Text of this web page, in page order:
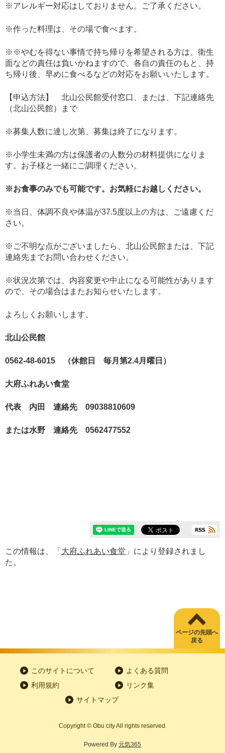
※アレルギー対応はしておりません。ご了承ください。
※作った料理は、その場で食べます。
※※やむを得ない事情で持ち帰りを希望される方は、衛生
面などの責任は負いかねますので、各自の責任のもと、持
ち帰り後、早めに食べるなどの対応をお願いいたします。
【申込方法】 北山公民館受付窓口、または、下記連絡先
（北山公民館）まで
※募集人数に達し次第、募集は終了になります。
※小学生未満の方は保護者の人数分の材料提供になりま
す。お子様と一緒にご調理ください。
※お食事のみでも可能です。お気軽にお越しください。
※当日、体調不良や体温が37.5度以上の方は、ご遠慮くだ
さい。
※ご不明な点がございましたら、北山公民館または、下記
連絡先までお問い合わせください。
※状況次第では、内容変更や中止になる可能性があります
ので、その場合はまたお知らせいたします。
よろしくお願いします。
北山公民館
0562-48-6015 （休館日 毎月第2.4月曜日）
大府ふれあい食堂
代表 内田 連絡先 09038810609
または水野 連絡先 0562477552
この情報は、「 大府ふれあい食堂 」により登録されまし
た。
ページの先頭へ
戻る
このサイトについて
よくある質問
利用規約
リンク集
サイトマップ
Copyright© Obu city All rights reserved.
Powered By 元気365